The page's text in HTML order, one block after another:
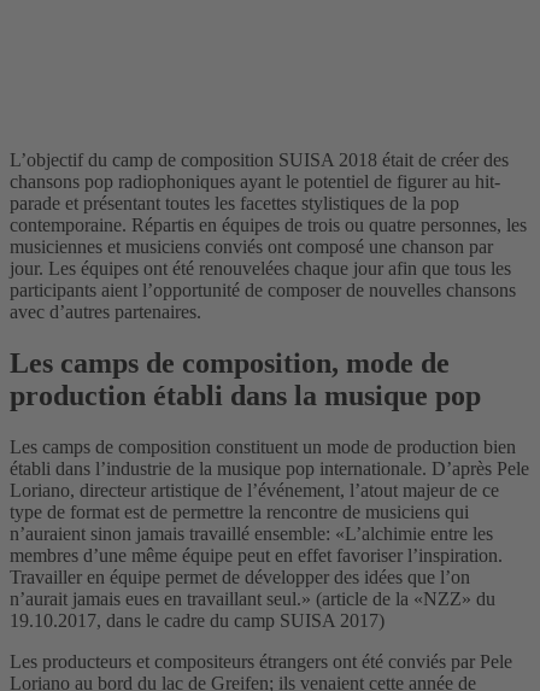
L’objectif du camp de composition SUISA 2018 était de créer des
chansons pop radiophoniques ayant le potentiel de figurer au hit-
parade et présentant toutes les facettes stylistiques de la pop
contemporaine. Répartis en équipes de trois ou quatre personnes, les
musiciennes et musiciens conviés ont composé une chanson par
jour. Les équipes ont été renouvelées chaque jour afin que tous les
participants aient l’opportunité de composer de nouvelles chansons
avec d’autres partenaires.
Les camps de composition, mode de
production établi dans la musique pop
Les camps de composition constituent un mode de production bien
établi dans l’industrie de la musique pop internationale. D’après Pele
Loriano, directeur artistique de l’événement, l’atout majeur de ce
type de format est de permettre la rencontre de musiciens qui
n’auraient sinon jamais travaillé ensemble: «L’alchimie entre les
membres d’une même équipe peut en effet favoriser l’inspiration.
Travailler en équipe permet de développer des idées que l’on
n’aurait jamais eues en travaillant seul.» (article de la «NZZ» du
19.10.2017, dans le cadre du camp SUISA 2017)
Les producteurs et compositeurs étrangers ont été conviés par Pele
Loriano au bord du lac de Greifen; ils venaient cette année de